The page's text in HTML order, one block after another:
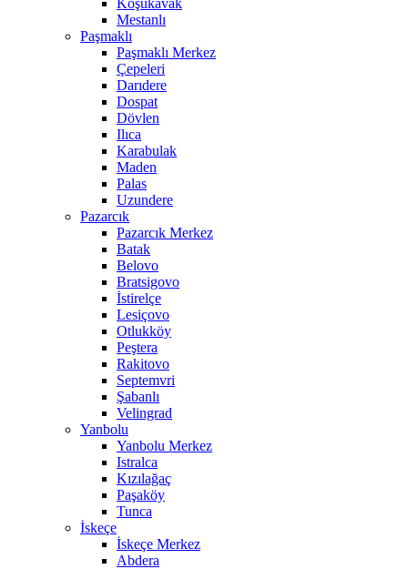
Mestanlı
Paşmaklı
Paşmaklı Merkez
Çepeleri
Darıdere
Dospat
Dövlen
Ilıca
Karabulak
Maden
Palas
Uzundere
Pazarcık
Pazarcık Merkez
Batak
Belovo
Bratsigovo
İstirelçe
Lesiçovo
Otlukköy
Peştera
Rakitovo
Septemvri
Şabanlı
Velingrad
Yanbolu
Yanbolu Merkez
Istralca
Kızılağaç
Paşaköy
Tunca
İskeçe
İskeçe Merkez
Abdera